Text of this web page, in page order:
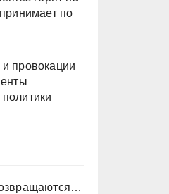
по
провокации